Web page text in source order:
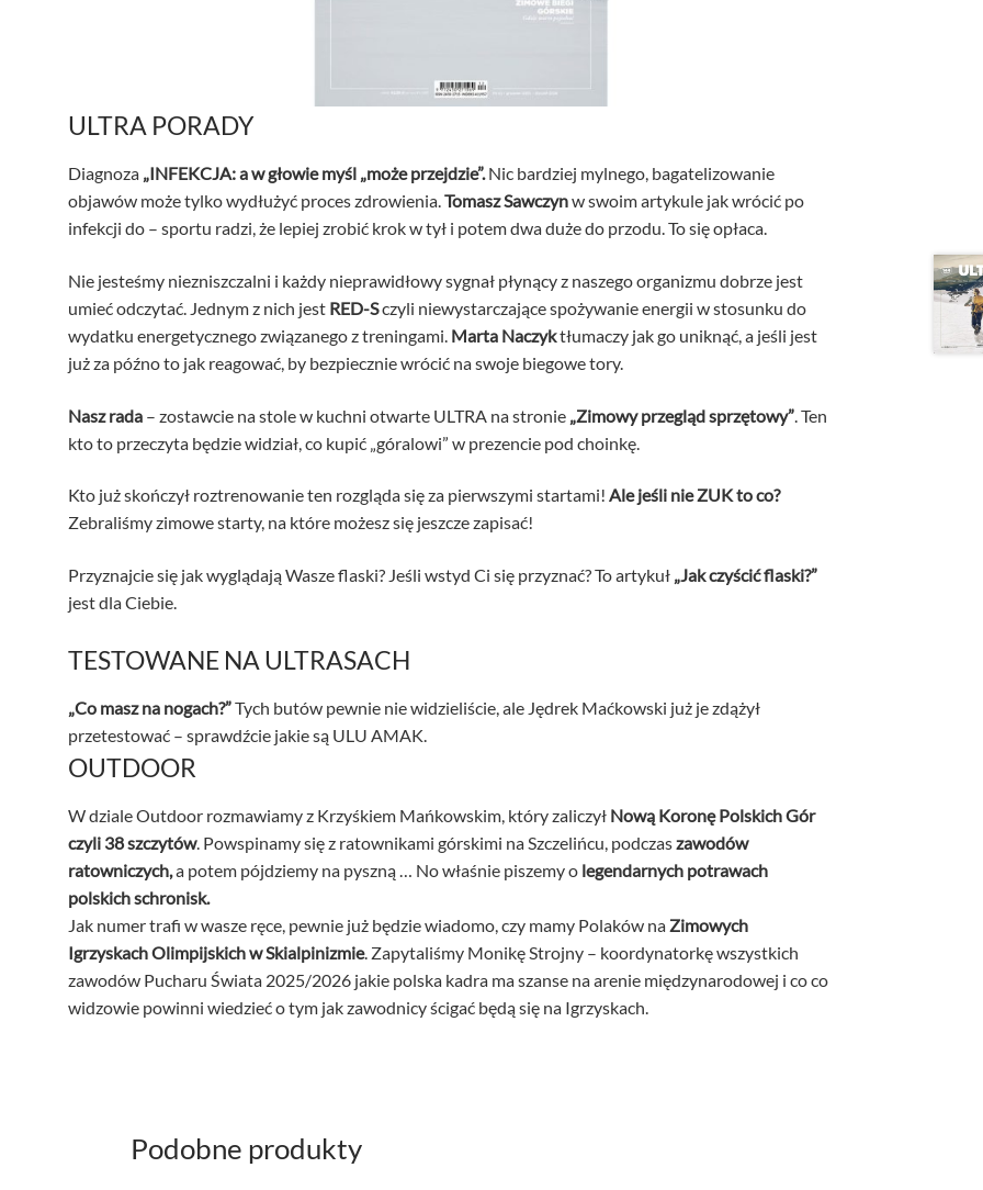
ULTRA PORADY
Diagnoza „INFEKCJA: a w głowie myśl „może przejdzie”.Nic bardziej mylnego, bagatelizowanie
objawów może tylko wydłużyć proces zdrowienia.Tomasz Sawczynw swoim artykule jak wrócić po
infekcji do – sportu radzi, że lepiej zrobić krok w tył i potem dwa duże do przodu. To się opłaca.
Nie jesteśmy niezniszczalni i każdy nieprawidłowy sygnał płynący z naszego organizmu dobrze jest
umieć odczytać. Jednym z nich jest RED-Sczyli niewystarczające spożywanie energii w stosunku do
wydatku energetycznego związanego z treningami. Marta Naczyktłumaczy jak go uniknąć, a jeśli jest
już za późno to jak reagować, by bezpiecznie wrócić na swoje biegowe tory.
Nasz rada – zostawcie na stole w kuchni otwarte ULTRA na stronie „Zimowy przegląd sprzętowy” . Ten
kto to przeczyta będzie widział, co kupić „góralowi” w prezencie pod choinkę.
Kto już skończył roztrenowanie ten rozgląda się za pierwszymi startami!Ale jeśli nie ZUK to co?
Zebraliśmy zimowe starty, na które możesz się jeszcze zapisać!
Przyznajcie się jak wyglądają Wasze flaski? Jeśli wstyd Ci się przyznać? To artykuł „Jak czyścić flaski?”
jest dla Ciebie.
TESTOWANE NA ULTRASACH
„Co masz na nogach?”Tych butów pewnie nie widzieliście, ale Jędrek Maćkowski już je zdążył
przetestować – sprawdźcie jakie są ULU AMAK.
OUTDOOR
W dziale Outdoor rozmawiamy z Krzyśkiem Mańkowskim, który zaliczył Nową Koronę Polskich Gór
czyli 38 szczytów. Powspinamy się z ratownikami górskimi na Szczelińcu, podczaszawodów
ratowniczych,a potem pójdziemy na pyszną … No właśnie piszemy o legendarnych potrawach
polskich schronisk.
Jak numer trafi w wasze ręce, pewnie już będzie wiadomo, czy mamy Polaków naZimowych
Igrzyskach Olimpijskich w Skialpinizmie. Zapytaliśmy Monikę Strojny – koordynatorkę wszystkich
zawodów Pucharu Świata 2025/2026 jakie polska kadra ma szanse na arenie międzynarodowej i co co
widzowie powinni wiedzieć o tym jak zawodnicy ścigać będą się na Igrzyskach.
Podobne produkty